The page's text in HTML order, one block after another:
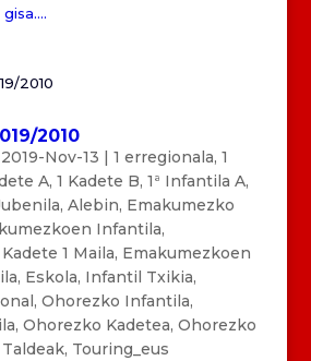
2010
2019-Nov-13 | 1 erregionala, 1
A, 1 Kadete B, 1ª Infantila A,
, Alebin, Emakumezko
Infantila,
1 Maila, Emakumezkoen
, Eskola, Infantil Txikia,
, Ohorezko Infantila,
, Ohorezko Kadetea, Ohorezko
Taldeak, Touring_eus